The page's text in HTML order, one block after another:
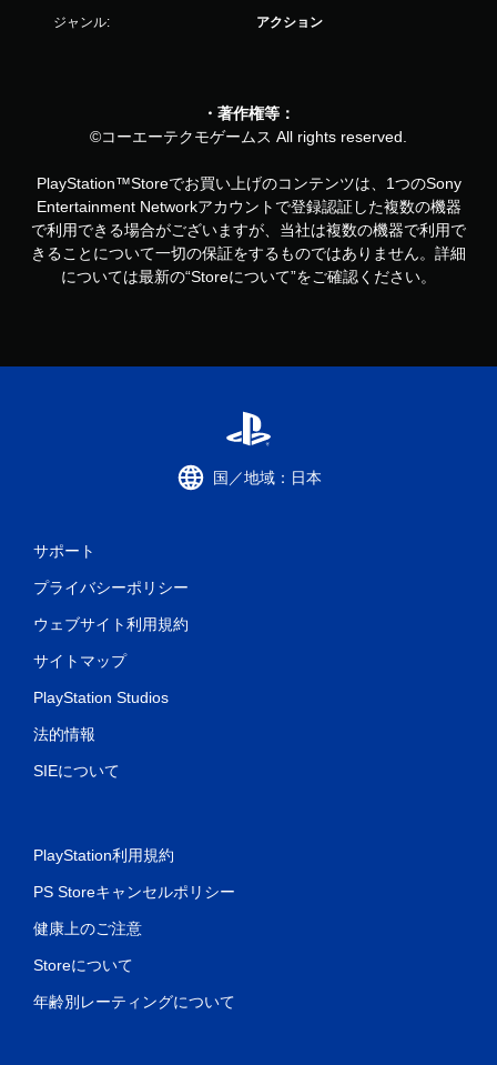
ジャンル: アクション
・著作権等：
©コーエーテクモゲームス All rights reserved.
PlayStation™Storeでお買い上げのコンテンツは、1つのSony
Entertainment Networkアカウントで登録認証した複数の機器
で利用できる場合がございますが、当社は複数の機器で利用で
きることについて一切の保証をするものではありません。詳細
については最新の“Storeについて”をご確認ください。
国／地域：日本
サポート
プライバシーポリシー
ウェブサイト利用規約
サイトマップ
PlayStation Studios
法的情報
SIEについて
PlayStation利用規約
PS Storeキャンセルポリシー
健康上のご注意
Storeについて
年齢別レーティングについて